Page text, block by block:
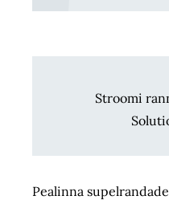
Stroomi
Pealinna